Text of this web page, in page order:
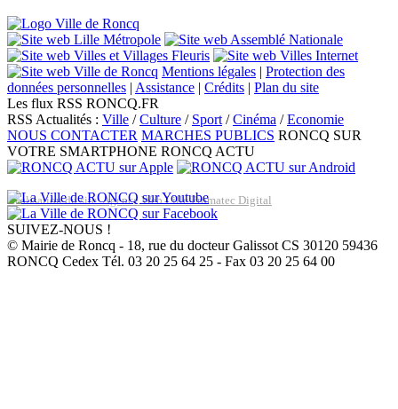
Mentions légales | Protection des
données personnelles | Assistance | Crédits | Plan du site
Les flux RSS RONCQ.FR
RSS Actualités : Ville /Culture / Sport /Cinéma /Economie
NOUS CONTACTER MARCHES PUBLICS RONCQ SUR
VOTRE SMARTPHONE RONCQ ACTU
Réalisation du site: Agence Web Lille Promatec Digital
SUIVEZ-NOUS !
© Mairie de Roncq - 18, rue du docteur Galissot CS 30120 59436
RONCQ Cedex Tél. 03 20 25 64 25 - Fax 03 20 25 64 00